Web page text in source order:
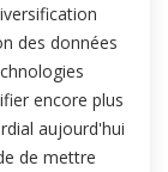
des données
encore plus
aujourd'hui
de mettre